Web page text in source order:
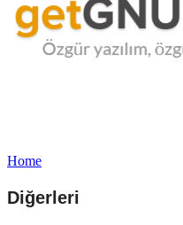
Home
Diğerleri